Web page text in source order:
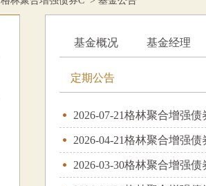
基金概况 基金经理
定期公告
2026-07-21格林聚合增强债
2026-04-21格林聚合增强债
2026-03-30格林聚合增强债